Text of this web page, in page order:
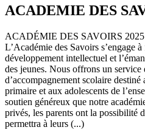
ACADEMIE DES
ACADÉMIE DES SAVOIRS
L’Académie des Savoirs s’engage
développement intellectuel et
des jeunes. Nous offrons un service
d’accompagnement scolaire
primaire et aux adolescents de
soutien généreux que notre
privés, les parents ont la possibilité
permettra à leurs (...)